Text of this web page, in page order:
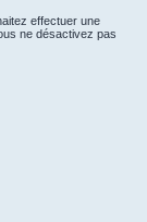
effectuer une
ne désactivez pas